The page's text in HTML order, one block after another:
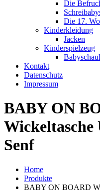
Die
Die 17.
Kinderkleidung
Jacken
Kinderspielzeug
Kontakt
Datenschutz
Impressum
BABY ON
Wickeltasche
Senf
Home
Produkte
BABY ON BOARD